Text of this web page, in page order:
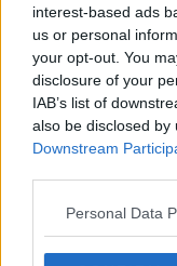
interest-based ads
us or personal
your opt-out. You
disclosure of your
IAB’s list of
also be disclosed
Downstream
Personal Data
nell’edizione 2021 del
Gianni Micheli